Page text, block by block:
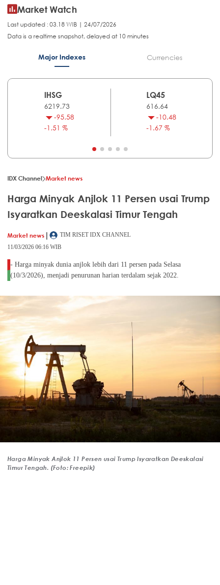
Market Watch
Last updated : 03.18 WIB | 24/07/2026
Data is a realtime snapshot, delayed at 10 minutes
Major Indexes Currencies
IHSG
6219.73
-95.58
-1.51 %
LQ45
616.64
-10.48
-1.67 %
IDX Channel Market news
Harga Minyak Anjlok 11 Persen usai Trump
Isyaratkan Deeskalasi Timur Tengah
Market news |
TIM RISET IDX CHANNEL
11/03/2026 06:16 WIB
- Harga minyak dunia anjlok lebih dari 11 persen pada Selasa
(10/3/2026), menjadi penurunan harian terdalam sejak 2022.
Harga Minyak Anjlok 11 Persen usai Trump Isyaratkan Deeskalasi
Timur Tengah. (Foto: Freepik)